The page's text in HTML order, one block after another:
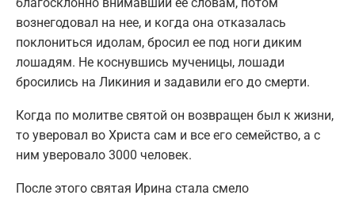
вознегодовал на нее, и когда она отказалась
поклониться идолам, бросил ее под ноги диким
лошадям. Не коснувшись мученицы, лошади
бросились на Ликиния и задавили его до смерти.
Когда по молитве святой он возвращен был к жизни,
то уверовал во Христа сам и все его семейство, а с
ним уверовало 3000 человек.
После этого святая Ирина стала смело